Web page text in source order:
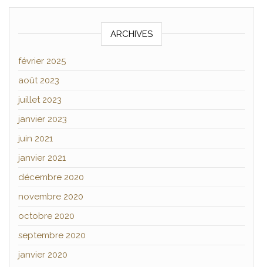
ARCHIVES
février 2025
août 2023
juillet 2023
janvier 2023
juin 2021
janvier 2021
décembre 2020
novembre 2020
octobre 2020
septembre 2020
janvier 2020